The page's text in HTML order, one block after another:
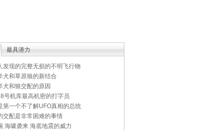
最具潜力
发现的完整无损的不明飞行物
犬和草原狼的新结合
犬和狼交配的原因
号机库最高机密的打字员
第一个不了解UFO真相的总统
交配是非常困难的事情
海啸袭来 海底地震的威力